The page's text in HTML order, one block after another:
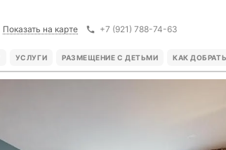
Показать на карте +7 (921) 788-74-63
УСЛУГИ РАЗМЕЩЕНИЕ С ДЕТЬМИ КАК